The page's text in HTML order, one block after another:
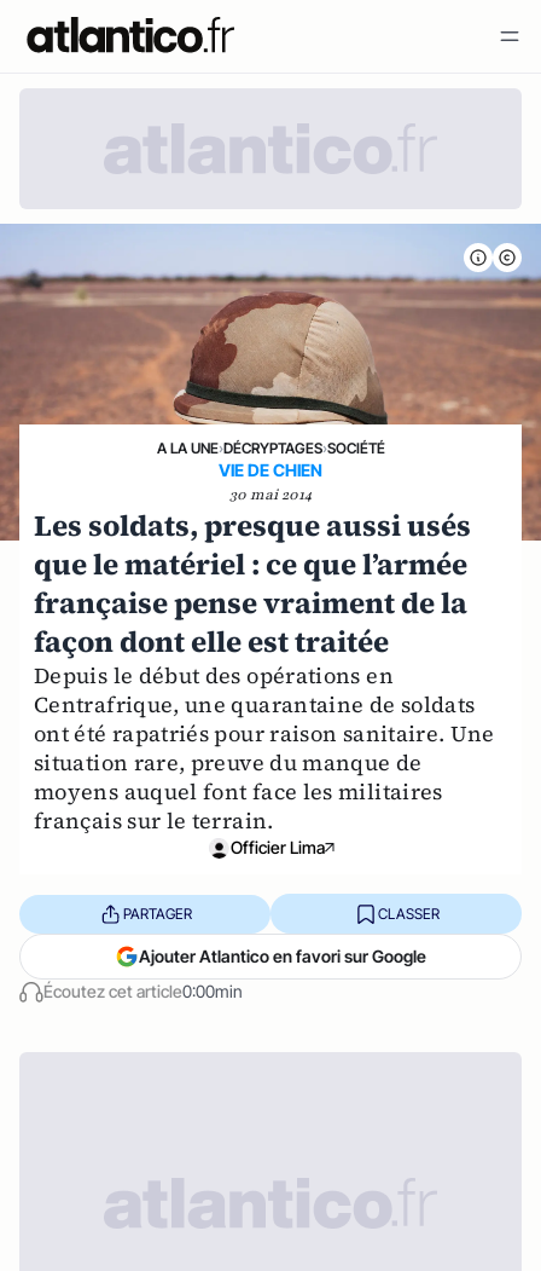
A LA UNE›DÉCRYPTAGES›SOCIÉTÉ
VIE DE CHIEN
30 mai 2014
Les soldats, presque aussi usés
que le matériel : ce que l’armée
française pense vraiment de la
façon dont elle est traitée
Depuis le début des opérations en
Centrafrique, une quarantaine de soldats
ont été rapatriés pour raison sanitaire. Une
situation rare, preuve du manque de
moyens auquel font face les militaires
français sur le terrain.
Officier Lima
Écoutez cet article0:00min
PARTAGER CLASSER
Ajouter Atlantico en favori sur Google